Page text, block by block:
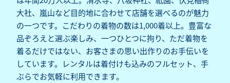
大社、嵐山など目的地に合わせて店舗を選べるのが魅力
の一つです。こだわりの着物の数は1,000着以上。豊富な
品ぞろえと選ぶ楽しみ、一つひとつに拘り、ただ着物を
着るだけではない、お客さまの思い出作りのお手伝いを
しています。レンタルは着付けも込みのフルセット、手
ぶらでお気軽に利用できます。